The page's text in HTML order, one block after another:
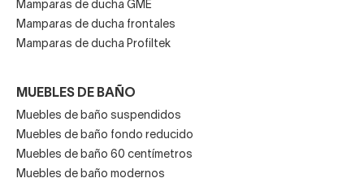
Mamparas de ducha GME
Mamparas de ducha frontales
Mamparas de ducha Profiltek
MUEBLES DE BAÑO
Muebles de baño suspendidos
Muebles de baño fondo reducido
Muebles de baño 60 centímetros
Muebles de baño modernos